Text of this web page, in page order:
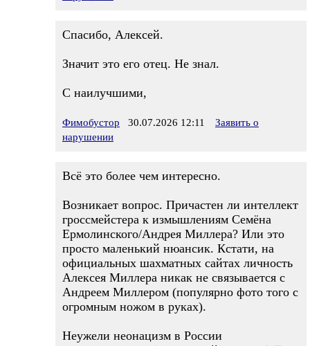
Спасибо, Алексей.
Значит это его отец. Не знал.
С наилучшими,
Фимобустор 30.07.2026 12:11
Заявить о
нарушении
Всё это более чем интересно.
Возникает вопрос. Причастен ли интеллект
гроссмейстера к измышлениям Семёна
Ермолинского/Андрея Миллера? Или это
просто маленький нюансик. Кстати, на
официальных шахматных сайтах личность
Алексея Миллера никак не связывается с
Андреем Миллером (популярно фото того с
огромным ножом в руках).
Неужели неонацизм в России